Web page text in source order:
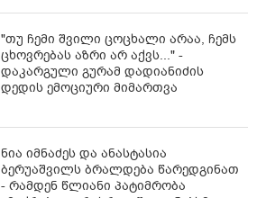
"თუ ჩემი შვილი ცოცხალი არაა, ჩემს
ცხოვრებას აზრი არ აქვს..." -
დაკარგული გურამ დადიანიძის
დედის ემოციური მიმართვა
ნია იმნაძეს და ანასტასია
ბერუაშვილს ბრალდება წარედგინათ
- რამდენ წლიანი პატიმრობა